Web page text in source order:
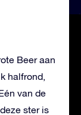
Beer aan
halfrond,
van de
ster is